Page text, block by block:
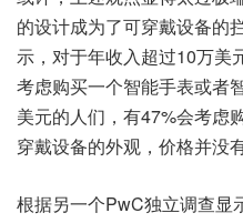
的设计成为了可穿戴设备的
示，对于年收入超过10万美
考虑购买一个智能手表或者
美元的人们，有47%会考虑
穿戴设备的外观，价格并没
根据另一个PwC独立调查显